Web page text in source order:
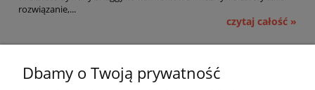
rozwiązanie,...
czytaj całość »
Dbamy o Twoją prywatność